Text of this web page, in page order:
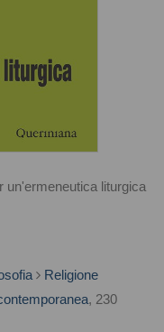
un'ermeneutica liturgica
Religione
, 230